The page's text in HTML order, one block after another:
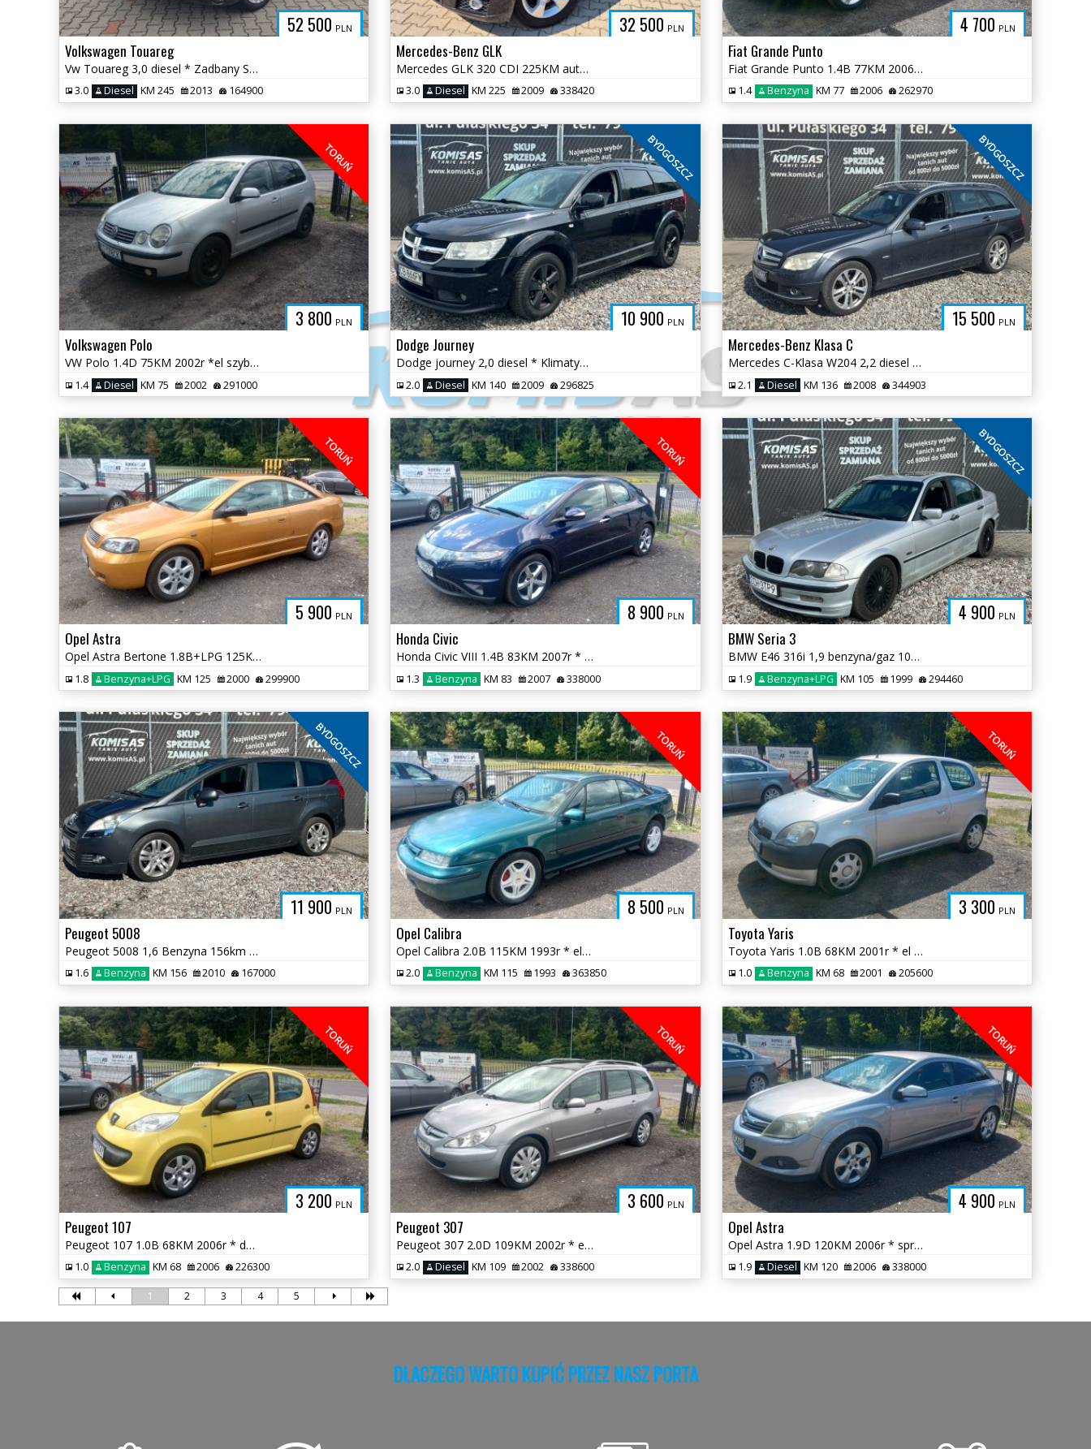
52 500 PLN
Volkswagen Touareg
Vw Touareg 3,0 diesel * Zadbany Skóry Hak Nowe hamulce CarPlay *
3.0 Diesel KM 245 2013 164900
32 500 PLN
Mercedes-Benz GLK
Mercedes GLK 320 CDI 225KM automat • 4matic • salon polska • serwisowa
3.0 Diesel KM 225 2009 338420
4 700 PLN
Fiat Grande Punto
Fiat Grande Punto 1.4B 77KM 2006r *klimatyzacja dwa komplety opon*
1.4 Benzyna KM 77 2006 262970
3 800 PLN
TORUŃ
Volkswagen Polo
VW Polo 1.4D 75KM 2002r *el szyby el lusterka klimatyzacja* Toruń
1.4 Diesel KM 75 2002 291000
10 900 PLN
BYDGOSZCZ
Dodge Journey
Dodge journey 2,0 diesel * Klimatyzacja Hak Skóry 6 biegów * Bydgoszcz
2.0 Diesel KM 140 2009 296825
15 500 PLN
BYDGOSZCZ
Mercedes-Benz Klasa C
Mercedes C-Klasa W204 2,2 diesel * Automat Klimatyzacja Hak Zadbany *
2.1 Diesel KM 136 2008 344903
5 900 PLN
TORUŃ
Opel Astra
Opel Astra Bertone 1.8B+LPG 125KM 2000r * zadbane wnętrze * TORUŃ
1.8 Benzyna+LPG KM 125 2000 299900
8 900 PLN
TORUŃ
Honda Civic
Honda Civic VIII 1.4B 83KM 2007r * el szyby sprawna klima * TORUŃ
1.3 Benzyna KM 83 2007 338000
4 900 PLN
BYDGOSZCZ
BMW Seria 3
BMW E46 316i 1,9 benzyna/gaz 105km 1999r * Sprawna Klima Skóry *
1.9 Benzyna+LPG KM 105 1999 294460
11 900 PLN
BYDGOSZCZ
Peugeot 5008
Peugeot 5008 1,6 Benzyna 156km * Panorama Klimatyzacja Elektryka *
1.6 Benzyna KM 156 2010 167000
8 500 PLN
TORUŃ
Opel Calibra
Opel Calibra 2.0B 115KM 1993r * el szyby podwozie po renowacji * TORUŃ
2.0 Benzyna KM 115 1993 363850
3 300 PLN
TORUŃ
Toyota Yaris
Toyota Yaris 1.0B 68KM 2001r * el szyby radio klimatyzacja * TORUŃ
1.0 Benzyna KM 68 2001 205600
3 200 PLN
TORUŃ
Peugeot 107
Peugeot 107 1.0B 68KM 2006r * dwa komplety kół * TORUŃ
1.0 Benzyna KM 68 2006 226300
3 600 PLN
TORUŃ
Peugeot 307
Peugeot 307 2.0D 109KM 2002r * el szyby panorama klima hak * TORUŃ
2.0 Diesel KM 109 2002 338600
4 900 PLN
TORUŃ
Opel Astra
Opel Astra 1.9D 120KM 2006r * sprawna klima drugie opony * TORUŃ
1.9 Diesel KM 120 2006 338000
1 2 3 4 5
DLACZEGO WARTO KU